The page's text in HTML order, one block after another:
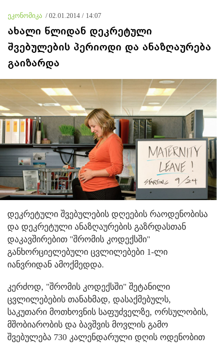
ეკონომიკა / 02.01.2014 / 14:07
ახალი წლიდან დეკრეტული
შვებულების პერიოდი და ანაზღაურება
გაიზარდა
დეკრეტული შვებულების დღეების რაოდენობისა
და დეკრეტული ანაზღაურების გაზრდასთან
დაკავშირებით "შრომის კოდექსში"
განხორციელებული ცვლილებები 1-ლი
იანვრიდან ამოქმედდა.
კერძოდ, "შრომის კოდექსში" შეტანილი
ცვლილებების თანახმად, დასაქმებულს,
საკუთარი მოთხოვნის საფუძველზე, ორსულობის,
მშობიარობის და ბავშვის მოვლის გამო
შვებულება 730 კალენდარული დღის ოდენობით